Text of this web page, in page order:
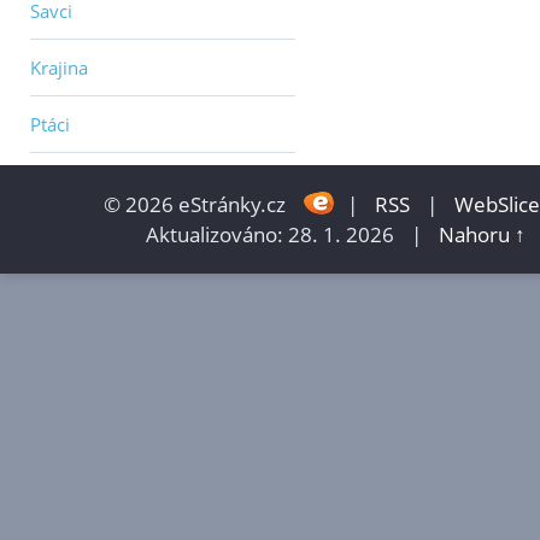
Savci
Krajina
Ptáci
© 2026 eStránky.cz | RSS |
WebSlice
Aktualizováno: 28. 1. 2026
| Nahoru ↑